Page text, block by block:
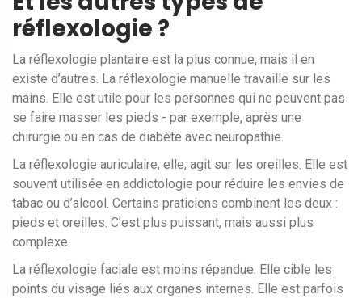
réflexologie ?
La réflexologie plantaire est la plus connue, mais il en
existe d’autres. La réflexologie manuelle travaille sur les
mains. Elle est utile pour les personnes qui ne peuvent pas
se faire masser les pieds - par exemple, après une
chirurgie ou en cas de diabète avec neuropathie.
La réflexologie auriculaire, elle, agit sur les oreilles. Elle est
souvent utilisée en addictologie pour réduire les envies de
tabac ou d’alcool. Certains praticiens combinent les deux :
pieds et oreilles. C’est plus puissant, mais aussi plus
complexe.
La réflexologie faciale est moins répandue. Elle cible les
points du visage liés aux organes internes. Elle est parfois